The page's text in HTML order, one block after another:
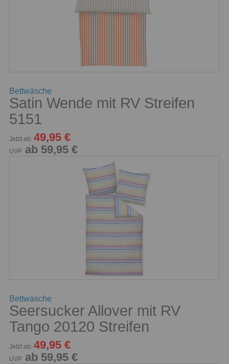
Bettwäsche
Satin Wende mit RV Streifen
5151
Jetzt ab: 49,95 €
UVP ab 59,95 €
Bettwäsche
Seersucker Allover mit RV
Tango 20120 Streifen
Jetzt ab: 49,95 €
UVP ab 59,95 €